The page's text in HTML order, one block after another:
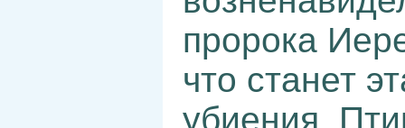
пророка
что станет
убиения.